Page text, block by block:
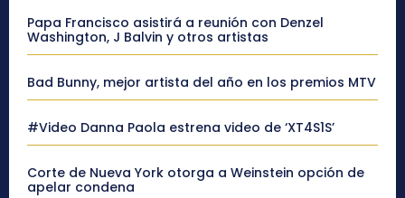
Papa Francisco asistirá a reunión con Denzel
Washington, J Balvin y otros artistas
Bad Bunny, mejor artista del año en los premios MTV
#Video Danna Paola estrena video de ‘XT4S1S’
Corte de Nueva York otorga a Weinstein opción de
apelar condena